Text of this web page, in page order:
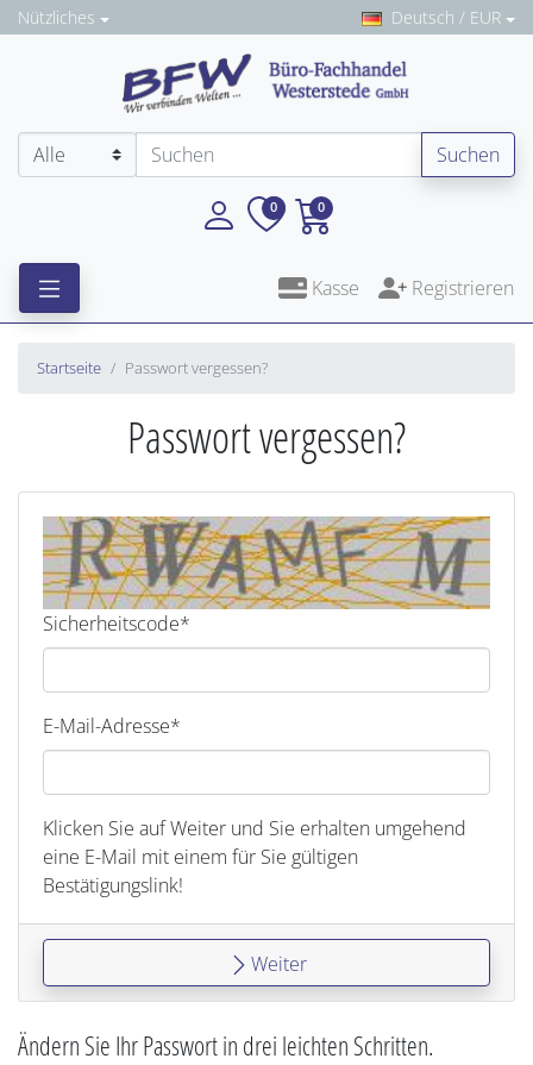
Nützliches Deutsch / EUR
Suchen
0 0
Kasse Registrieren
Startseite Passwort vergessen?
Passwort vergessen?
Sicherheitscode*
E-Mail-Adresse*
Klicken Sie auf Weiter und Sie erhalten umgehend
eine E-Mail mit einem für Sie gültigen
Bestätigungslink!
Weiter
Ändern Sie Ihr Passwort in drei leichten Schritten.